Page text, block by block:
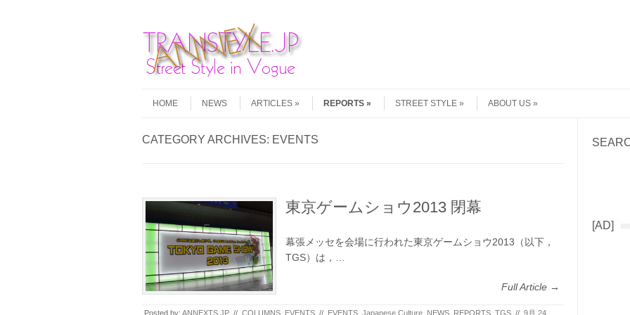
Menu
HOME
NEWS ARTICLES REPORTS STREET STYLE ABOUT US
CATEGORY ARCHIVES: EVENTS
東京ゲームショウ2013 閉幕
幕張メッセを会場に行われた東京ゲームショウ2013（以下，
TGS）は，…
Full Article →
Posted by: ANNEXTS.JP // COLUMNS EVENTS // EVENTS Japanese Culture NEWS REPORTS TGS // 9月 24,
[AD]